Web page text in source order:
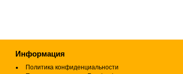
Информация
Политика конфиденциальности